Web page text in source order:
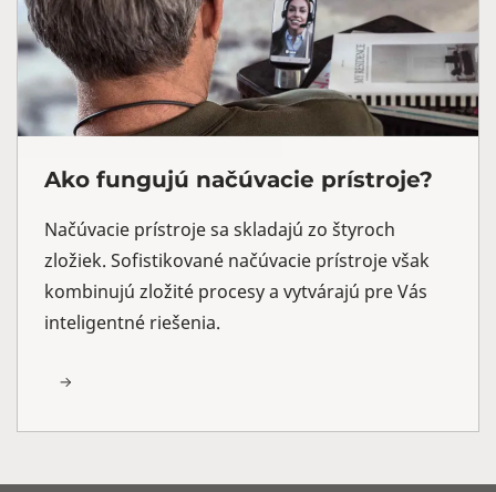
Ako fungujú načúvacie prístroje?
Načúvacie prístroje sa skladajú zo štyroch
zložiek. Sofistikované načúvacie prístroje však
kombinujú zložité procesy a vytvárajú pre Vás
inteligentné riešenia.